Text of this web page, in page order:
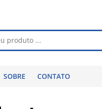
SOBRE CONTATO